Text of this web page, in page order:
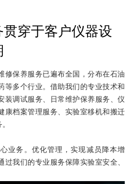
穿于客户仪器设
修保养服务已遍布全国，分布在石油
等多个行业。借助我们的专业技术和
装调试服务、日常维护保养服务、仪
康档案管理服务、实验室移机和搬迁
业务。优化管理，实现减员降本增
过我们的专业服务保障实验室安全、